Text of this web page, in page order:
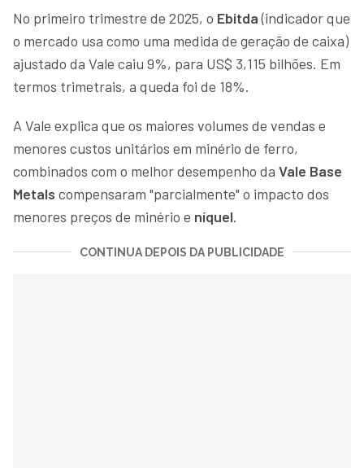
No primeiro trimestre de 2025, o Ebitda(indicador que
o mercado usa como uma medida de geração de caixa)
ajustado da Vale caiu 9%, para US$ 3,115 bilhões. Em
termos trimetrais, a queda foi de 18%.
A Vale explica que os maiores volumes de vendas e
menores custos unitários em minério de ferro,
combinados com o melhor desempenho da Vale Base
Metals compensaram "parcialmente" o impacto dos
menores preços de minério e níquel.
CONTINUA DEPOIS DA PUBLICIDADE